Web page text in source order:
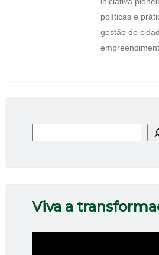
políticas e
gestão de
Viva a